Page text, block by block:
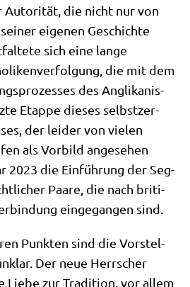
Auto­ri­tät, die nicht nur von
eige­nen Geschich­te
sich eine lan­ge
die mit dem
des Angli­ka­nis­
Etap­pe die­ses selbst­zer­
der lei­der von vie­len
als Vor­bild ange­se­hen
2023 die Ein­füh­rung der Seg­
Paa­re, die nach bri­ti­
ein­ge­gan­gen sind.
Punk­ten sind die Vor­stel­
Der neue Herr­scher
Lie­be zur Tra­di­ti­on, vor allem